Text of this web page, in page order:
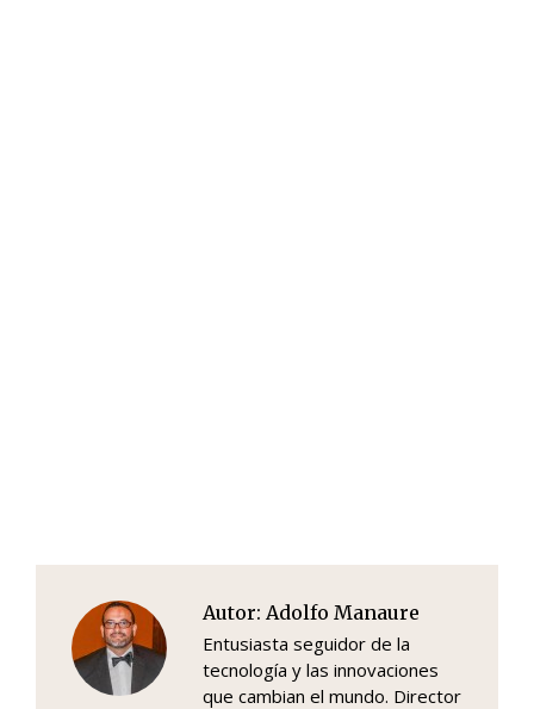
Autor: Adolfo Manaure
Entusiasta seguidor de la
tecnología y las innovaciones
que cambian el mundo. Director